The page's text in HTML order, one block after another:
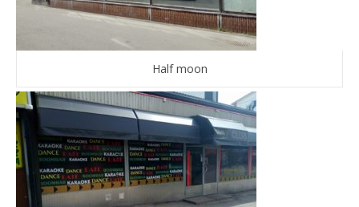
Half moon